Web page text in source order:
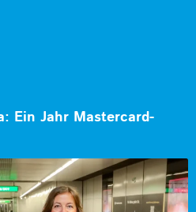
Ein Jahr Mastercard-